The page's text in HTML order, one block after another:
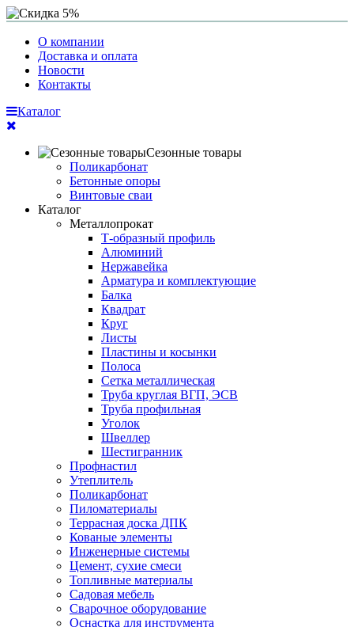
О компании
Доставка и оплата
Новости
Контакты
Каталог
Сезонные товары
Поликарбонат
Бетонные опоры
Винтовые сваи
Каталог
Металлопрокат
Т-образный профиль
Алюминий
Нержавейка
Арматура и комплектующие
Балка
Квадрат
Круг
Листы
Пластины и косынки
Полоса
Сетка металлическая
Труба круглая ВГП, ЭСВ
Труба профильная
Уголок
Швеллер
Шестигранник
Профнастил
Утеплитель
Поликарбонат
Пиломатериалы
Террасная доска ДПК
Кованые элементы
Инженерные системы
Цемент, сухие смеси
Топливные материалы
Садовая мебель
Сварочное оборудование
Оснастка для инструмента